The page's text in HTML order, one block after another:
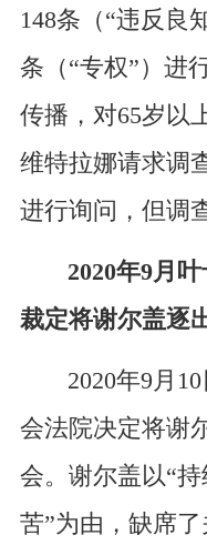
148条（“违反良
条（“专权”）进
传播，对65岁以
维特拉娜请求调
进行询问，但调
2020年9月
裁定将谢尔盖逐
2020年9月
会法院决定将谢
会。谢尔盖以“
苦”为由，缺席